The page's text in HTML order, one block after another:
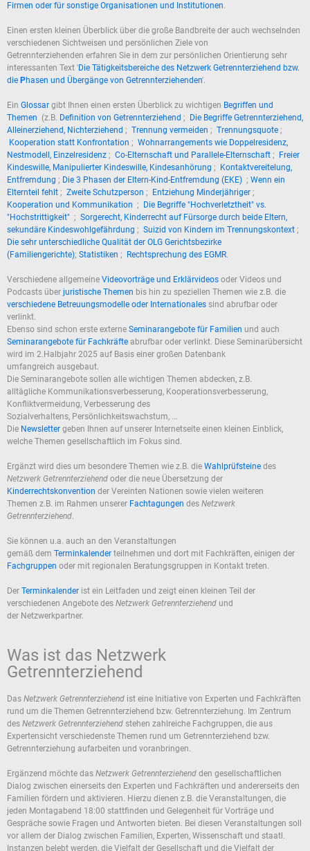
Firmen oder für sonstige Organisationen und Institutionen.
Einen ersten kleinen Überblick über die große Bandbreite der auch wechselnden
verschiedenen Sichtweisen und persönlichen Ziele von
Getrennterziehenden erfahren Sie in dem zur persönlichen Orientierung sehr
interessanten Text 'Die Tätigkeitsbereiche des Netzwerk Getrennterziehend bzw.
die Phasen und Übergänge von Getrennterziehenden'.
Ein Glossar gibt Ihnen einen ersten Überblick zu wichtigen Begriffen und
Themen (z.B. Definition von Getrennterziehend ;
Die Begriffe Getrennterziehend,
Alleinerziehend, Nichterziehend ; Trennung vermeiden ; Trennungsquote ;
Kooperation statt Konfrontation ; Wohnarrangements wie Doppelresidenz,
Nestmodell, Einzelresidenz ; Co-Elternschaft und Parallele-Elternschaft ;
Freier
Kindeswille, Manipulierter Kindeswille, Kindesanhörung ;
Kontaktvereitelung,
Entfremdung ; Die 3 Phasen der Eltern-Kind-Entfremdung (EKE) ; Wenn ein
Elternteil fehlt ; Zweite Schutzperson ; Entziehung Minderjähriger ;
Kooperation und Kommunikation ;
Die Begriffe "Hochverletztheit" vs.
"Hochstrittigkeit" ; Sorgerecht, Kinderrecht auf Fürsorge durch beide Eltern,
sekundäre Kindeswohlgefährdung ; Suizid von Kindern im Trennungskontext ;
Die sehr unterschiedliche Qualität der OLG Gerichtsbezirke
(Familiengerichte); Statistiken ; Rechtsprechung des EGMR.
Verschiedene allgemeine Videovorträge und Erklärvideos oder Videos und
Podcasts über juristische Themen bis hin zu speziellen Themen wie z.B. die
verschiedene Betreuungsmodelle oder Internationales sind abrufbar oder
verlinkt.
Ebenso sind schon erste externe Seminarangebote für Familien und auch
Seminarangebote für Fachkräfte abrufbar oder verlinkt. Diese Seminarübersicht
wird im 2.Halbjahr 2025 auf Basis einer großen Datenbank
umfangreich ausgebaut.
Die Seminarangebote sollen alle wichtigen Themen abdecken, z.B.
alltägliche Kommunikationsverbesserung, Kooperationsverbesserung,
Konfliktvermeidung, Verbesserung des
Sozialverhaltens, Persönlichkeitswachstum, ...
Die Newsletter geben Ihnen auf unserer Internetseite einen kleinen Einblick,
welche Themen gesellschaftlich im Fokus sind.
Ergänzt wird dies um besondere Themen wie z.B. die Wahlprüfsteine des
Netzwerk Getrennterziehend oder die neue Übersetzung der
Kinderrechtskonvention der Vereinten Nationen sowie vielen weiteren
Themen z.B. im Rahmen unserer Fachtagungen des Netzwerk
Getrennterziehend.
Sie können u.a. auch an den Veranstaltungen
gemäß dem Terminkalender teilnehmen und dort mit Fachkräften, einigen der
Fachgruppen oder mit regionalen Beratungsgruppen in Kontakt treten.
Der Terminkalender ist ein Leitfaden und zeigt einen kleinen Teil der
verschiedenen Angebote des Netzwerk Getrennterziehend und
der Netzwerkpartner.
Was ist das Netzwerk
Getrennterziehend
Das Netzwerk Getrennterziehend ist eine Initiative von Experten und Fachkräften
rund um die Themen Getrennterziehend bzw. Getrennterziehung. Im Zentrum
des Netzwerk Getrennterziehend stehen zahlreiche Fachgruppen, die aus
Expertensicht verschiedenste Themen rund um Getrennterziehend bzw.
Getrennterziehung aufarbeiten und voranbringen.
Ergänzend möchte das Netzwerk Getrennterziehend den gesellschaftlichen
Dialog zwischen einerseits den Experten und Fachkräften und andererseits den
Familien fördern und aktivieren. Hierzu dienen z.B. die Veranstaltungen, die
jeden Montagabend 18:00 stattfinden und Gelegenheit für Vorträge und
Gespräche sowie Fragen und Antworten bieten. Bei diesen Veranstaltungen soll
vor allem der Dialog zwischen Familien, Experten, Wissenschaft und staatl.
Instanzen belebt werden, die Vielfalt der Gesellschaft und die Vielfalt der